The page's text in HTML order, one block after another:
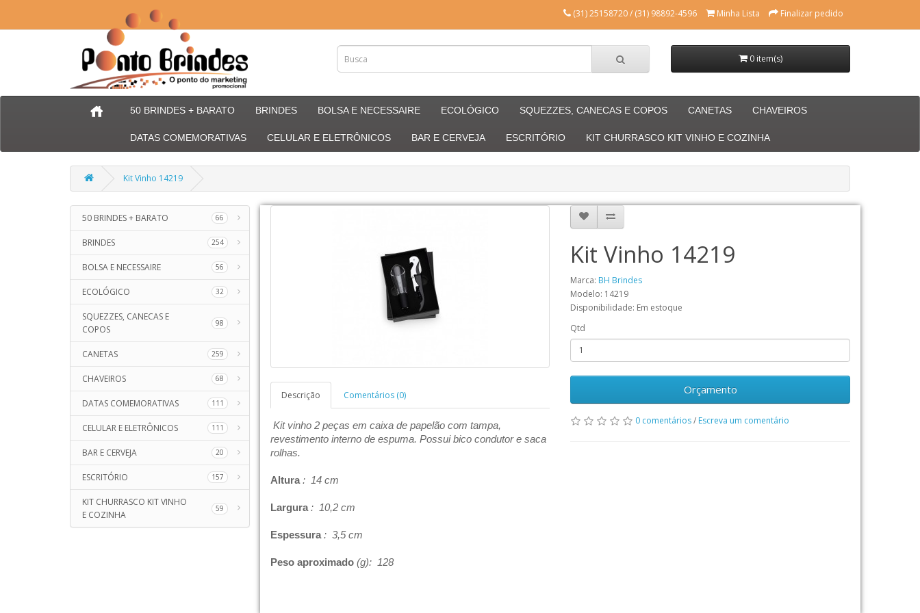
(31) 25158720 / (31) 98892-4596 Minha Lista Finalizar pedido
0 item(s)
50 BRINDES + BARATO BRINDES BOLSA E NECESSAIRE ECOLÓGICO SQUEZZES, CANECAS E COPOS CANETAS CHAVEIROS
DATAS COMEMORATIVAS CELULAR E ELETRÔNICOS BAR E CERVEJA ESCRITÓRIO KIT CHURRASCO KIT VINHO E COZINHA
Kit Vinho 14219
50 BRINDES + BARATO 66
BRINDES 254
BOLSA E NECESSAIRE 56
ECOLÓGICO 32
SQUEZZES, CANECAS E
COPOS
98
CANETAS 259
CHAVEIROS 68
DATAS COMEMORATIVAS 111
CELULAR E ELETRÔNICOS 111
BAR E CERVEJA 20
ESCRITÓRIO 157
KIT CHURRASCO KIT VINHO
E COZINHA
59
Descrição Comentários (0)
Kit vinho 2 peças em caixa de papelão com tampa,
revestimento interno de espuma. Possui bico condutor e saca
rolhas.
Altura: 14 cm
Largura: 10,2 cm
Espessura: 3,5 cm
Peso aproximado(g): 128
Kit Vinho 14219
Marca: BH Brindes
Modelo: 14219
Disponibilidade: Em estoque
Qtd
Orçamento
0 comentários/ Escreva um comentário